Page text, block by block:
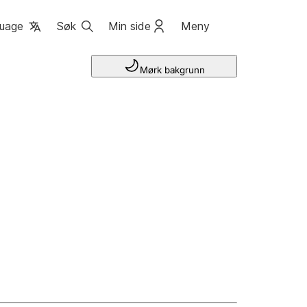
Søk Min side Meny
Mørk bakgrunn